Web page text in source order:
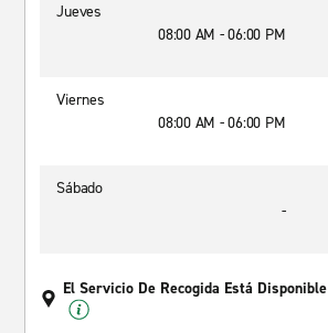
Jueves
08:00 AM - 06:00 PM
Viernes
08:00 AM - 06:00 PM
Sábado
-
El Servicio De Recogida Está Disponible